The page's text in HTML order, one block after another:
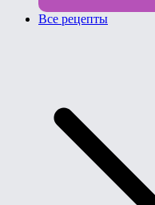
Все рецепты